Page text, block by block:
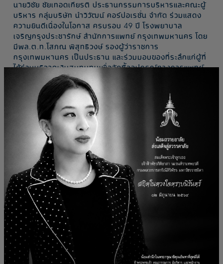
นายวิชัย ชัยเทอดเกียรติ ประธานกรรมการบริหารและคณะผู้
บริหาร กลุ่มบริษัท นำวิวัฒน์ คอร์ปอเรชั่น จำกัด ร่วมแสดง
ความยินดีเนื่องในโอกาส ครบรอบ 49 ปี โรงพยาบาล
เจริญกรุงประชารักษ์ สำนักการแพทย์ กรุงเทพมหานคร โดย
มีพล.ต.ท.โสภณ พิสุทธิวงษ์ รองผู้ว่าราชการ
กรุงเทพมหานคร เป็นประธาน และร่วมมอบของที่ระลึกแก่ผู้ที่
ได้ร่วมบริจาคเงินสมทบทุนเพื่อจัดซื้ออุปกรณ์ทางการแพทย์
และช่วยเหลือผู้ป่วยยากไร้ เมื่อวันที่ 24 พฤศจิกายน 2563 ที่
Related